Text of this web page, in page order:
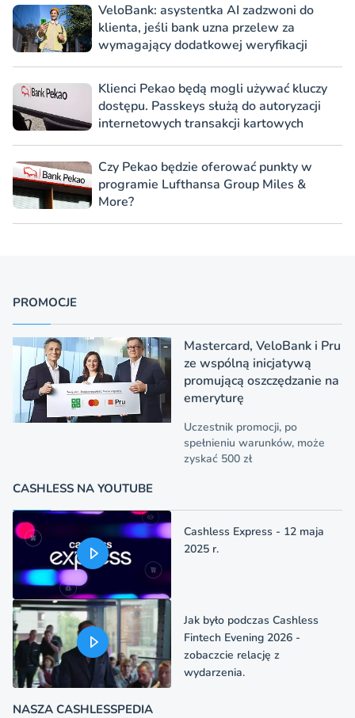
VeloBank: asystentka AI zadzwoni do
klienta, jeśli bank uzna przelew za
wymagający dodatkowej weryfikacji
Klienci Pekao będą mogli używać kluczy
dostępu. Passkeys służą do autoryzacji
internetowych transakcji kartowych
Czy Pekao będzie oferować punkty w
programie Lufthansa Group Miles &
More?
PROMOCJE
Mastercard, VeloBank i Pru
ze wspólną inicjatywą
promującą oszczędzanie na
emeryturę
Uczestnik promocji, po
spełnieniu warunków, może
zyskać 500 zł
CASHLESS NA YOUTUBE
Cashless Express - 12 maja
2025 r.
Jak było podczas Cashless
Fintech Evening 2026 -
zobaczcie relację z
wydarzenia.
NASZA CASHLESSPEDIA